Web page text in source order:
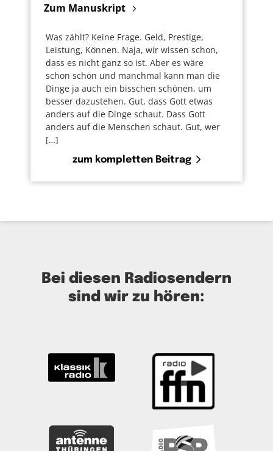
Zum Manuskript
Was zählt? Keine Frage. Geld, Prestige,
Leistung, Können. Naja, wir wissen schon,
dass es nicht ganz so ist. Aber es wäre
schon schön und manchmal kann man die
Dinge ja auch ein bisschen schönen, um
besser dazustehen. Gut, dass Gott etwas
anders auf die Dinge schaut. Dass Gott
anders auf die Menschen schaut. Gut, wer
[…]
zum kompletten Beitrag
Bei diesen Radiosendern
sind wir zu hören: